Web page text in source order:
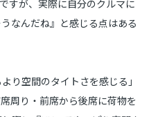
すが、実際に自分のクルマに
なんだね』と感じる点はある
り空間のタイトさを感じる」
周り・前席から後席に荷物を